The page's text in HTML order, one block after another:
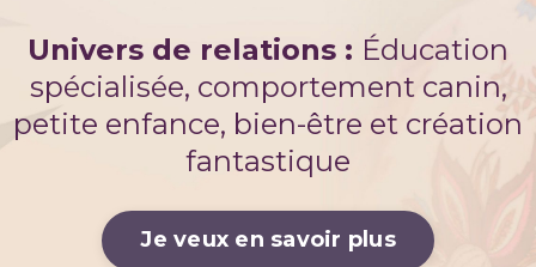
Univers de relations : Éducation
spécialisée, comportement canin,
petite enfance, bien-être et création
fantastique
Je veux en savoir plus